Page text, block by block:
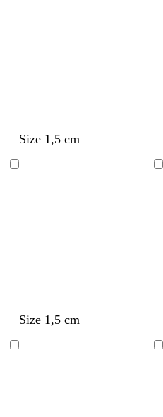
Size 1,5 cm
Size 1,5 cm